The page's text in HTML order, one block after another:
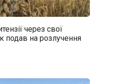
через свої
подав на розлучення